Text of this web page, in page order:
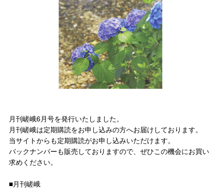
月刊嵯峨6月号を発行いたしました。
月刊嵯峨は定期購読をお申し込みの方へお届けしております。
当サイトからも定期購読がお申し込みいただけます。
バックナンバーも販売しておりますので、ぜひこの機会にお買い
求めください。
■月刊嵯峨